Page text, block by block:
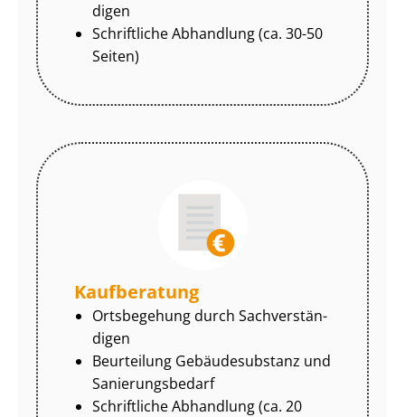
di­gen
Schriftliche Abhandlung (ca. 30-50
Seiten)
Kaufberatung
Ortsbegehung durch Sach­ver­stän­
di­gen
Beurteilung Gebäudesubstanz und
Sa­nie­rungs­be­darf
Schriftliche Abhandlung (ca. 20